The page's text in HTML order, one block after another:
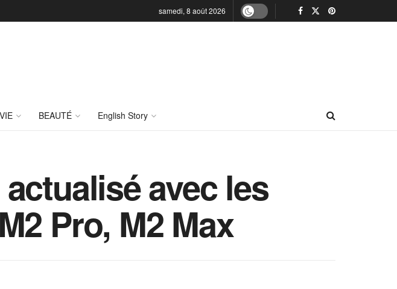
samedi, 8 août 2026
BEAUTÉ English Story
avec les
Pro, M2 Max